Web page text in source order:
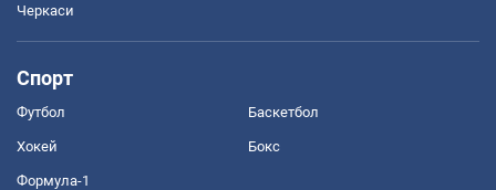
Черкаси
Спорт
Футбол Баскетбол
Хокей Бокс
Формула-1